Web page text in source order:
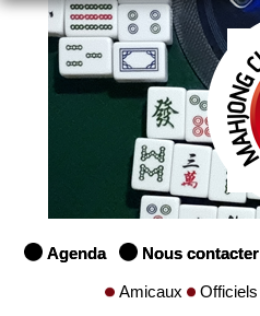
Agenda Nous contacter
Amicaux Officiels